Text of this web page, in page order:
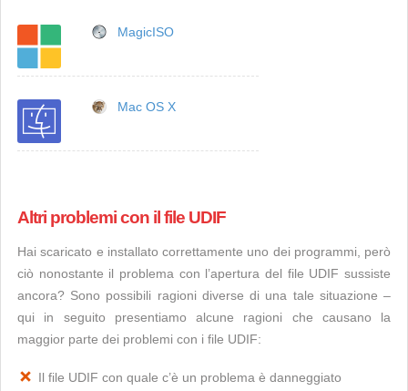
MagicISO
Mac OS X
Altri problemi con il file UDIF
Hai scaricato e installato correttamente uno dei programmi, però
ciò nonostante il problema con l’apertura del file UDIF sussiste
ancora? Sono possibili ragioni diverse di una tale situazione –
qui in seguito presentiamo alcune ragioni che causano la
maggior parte dei problemi con i file UDIF:
Il file UDIF con quale c’è un problema è danneggiato